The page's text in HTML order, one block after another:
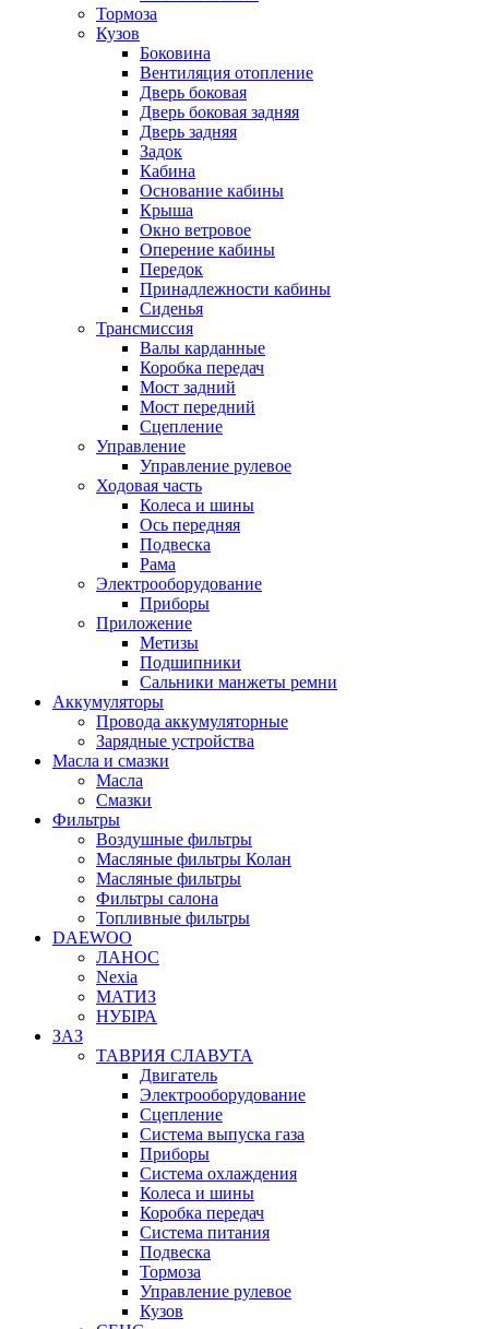
Тормоза
Кузов
Боковина
Вентиляция отопление
Дверь боковая
Дверь боковая задняя
Дверь задняя
Задок
Кабина
Основание кабины
Крыша
Окно ветровое
Оперение кабины
Передок
Принадлежности кабины
Сиденья
Трансмиссия
Валы карданные
Коробка передач
Мост задний
Мост передний
Сцепление
Управление
Управление рулевое
Ходовая часть
Колеса и шины
Ось передняя
Подвеска
Рама
Электрооборудование
Приборы
Приложение
Метизы
Подшипники
Сальники манжеты ремни
Аккумуляторы
Провода аккумуляторные
Зарядные устройства
Масла и смазки
Масла
Смазки
Фильтры
Воздушные фильтры
Масляные фильтры Колан
Масляные фильтры
Фильтры салона
Топливные фильтры
DAEWOO
ЛАНОС
Nexia
МАТИЗ
НУБІРА
ЗАЗ
ТАВРИЯ СЛАВУТА
Двигатель
Электрооборудование
Сцепление
Система выпуска газа
Приборы
Система охлаждения
Колеса и шины
Коробка передач
Система питания
Подвеска
Тормоза
Управление рулевое
Кузов